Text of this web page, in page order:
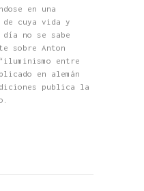
en una
cuya vida y
día no se sabe
sobre Anton
entre
en alemán
publica la